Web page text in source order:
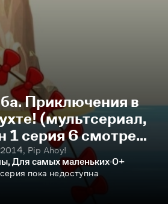
Приключения в
(мультсериал,
1 серия 6 смотреть
онлайн
2014, Pip Ahoy!
Для самых маленьких 0+
пока недоступна